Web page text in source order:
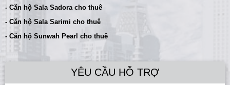
- Căn hộ Sala Sadora cho thuê
- Căn hộ Sala Sarimi cho thuê
- Căn hộ Sunwah Pearl cho thuê
YÊU CẦU HỖ TRỢ